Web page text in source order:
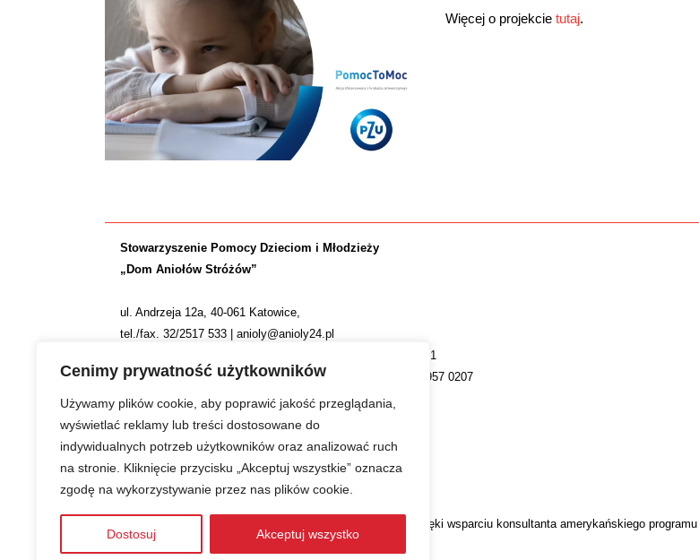
Cenimy prywatność użytkowników
Używamy plików cookie, aby poprawić jakość przeglądania,
wyświetlać reklamy lub treści dostosowane do
indywidualnych potrzeb użytkowników oraz analizować ruch
na stronie. Kliknięcie przycisku „Akceptuj wszystkie” oznacza
zgodę na wykorzystywanie przez nas plików cookie.
Dostosuj Akceptuj wszystko
Więcej o projekcie tutaj.
Stowarzyszenie Pomocy Dzieciom i Młodzieży
„Dom Aniołów Stróżów”
ul. Andrzeja 12a, 40-061 Katowice,
tel./fax. 32/2517 533 | anioly@anioly24.pl
NIP: 634 24 24 781 | REGON: 277553974 | KRS 0000009221
Nr konta: ING Bank Śląski S.A. 36 1050 1214 1000 0022 4957 0207
Zwiększamy efektywność naszych codziennych działań dzięki wsparciu konsultanta amerykańskiego